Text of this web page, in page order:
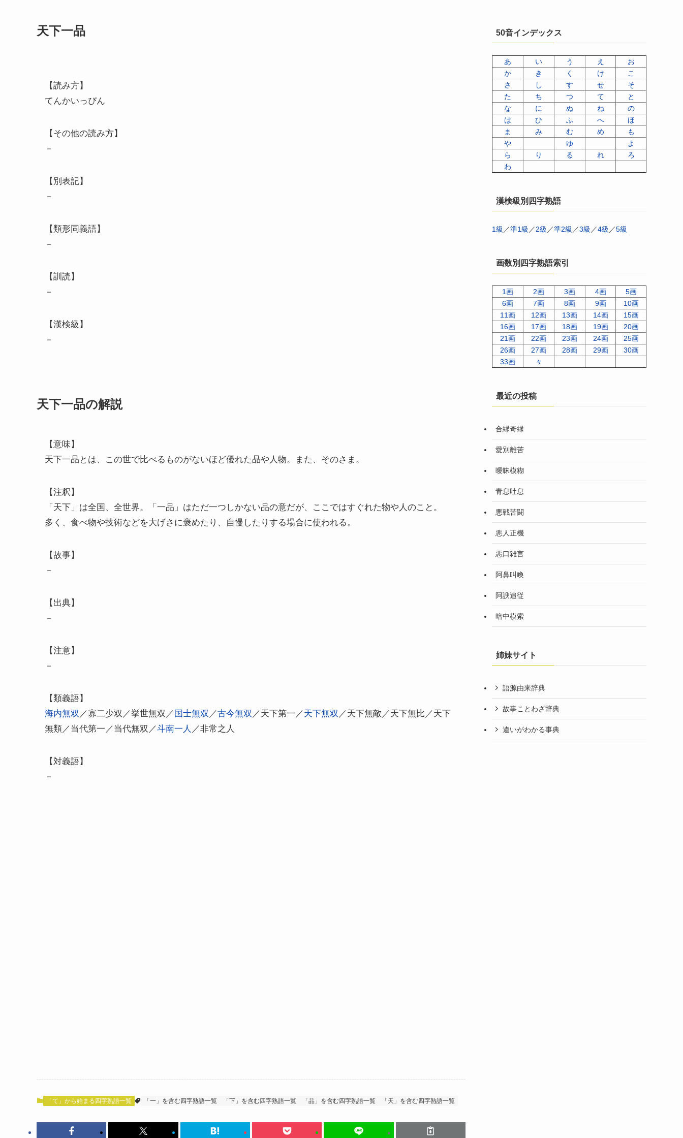
天下一品
【読み方】
てんかいっぴん
【その他の読み方】
－
【別表記】
－
【類形同義語】
－
【訓読】
－
【漢検級】
－
天下一品の解説
【意味】
天下一品とは、この世で比べるものがないほど優れた品や人物。また、そのさま。
【注釈】
「天下」は全国、全世界。「一品」はただ一つしかない品の意だが、ここではすぐれた物や人のこと。
多く、食べ物や技術などを大げさに褒めたり、自慢したりする場合に使われる。
【故事】
－
【出典】
－
【注意】
－
【類義語】
海内無双 ／寡二少双／挙世無双／ 国士無双 ／古今無双 ／天下第一／天下無双 ／天下無敵／天下無比／天下
無類／当代第一／当代無双／斗南一人 ／非常之人
【対義語】
－
「て」から始まる四字熟語一覧 「一」を含む四字熟語一覧 「下」を含む四字熟語一覧 「品」を含む四字熟語一覧 「天」を含む四字熟語一覧
50音インデックス
あ い う え
お
か
き く け
こ
さ
し す せ
そ
た
ち つ て
と
な
に ぬ ね
の
は
ひ ふ へ
ほ
ま
み む め
も
や
ゆ
よ
ら
り る れ
ろ
わ
漢検級別四字熟語
1級 ／準1級 ／2級 ／準2級 ／3級 ／4級 ／5級
画数別四字熟語索引
1画 2画 3画 4画
5画
6画
7画 8画 9画
10画
11画
12画 13画 14画
15画
16画
17画 18画 19画
20画
21画
22画 23画 24画
25画
26画
27画 28画 29画
30画
33画
々
最近の投稿
合縁奇縁
愛別離苦
曖昧模糊
青息吐息
悪戦苦闘
悪人正機
悪口雑言
阿鼻叫喚
阿諛追従
暗中模索
姉妹サイト
語源由来辞典
故事ことわざ辞典
違いがわかる事典